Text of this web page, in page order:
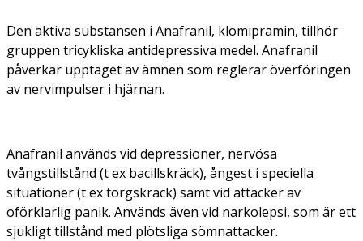
Den aktiva substansen i Anafranil, klomipramin, tillhör
gruppen tricykliska antidepressiva medel. Anafranil
påverkar upptaget av ämnen som reglerar överföringen
av nervimpulser i hjärnan.
Anafranil används vid depressioner, nervösa
tvångstillstånd (t ex bacillskräck), ångest i speciella
situationer (t ex torgskräck) samt vid attacker av
oförklarlig panik. Används även vid narkolepsi, som är ett
sjukligt tillstånd med plötsliga sömnattacker.